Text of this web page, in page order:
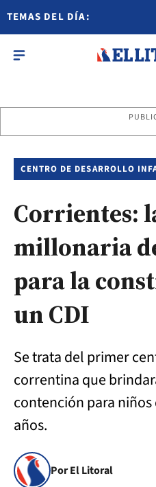
TEMAS DEL DÍA:
CENTRO DE DESARROLLO
Corrientes:
millonaria
para la
un CDI
Se trata del primer
correntina que
contención para niños
años.
Por El Litoral